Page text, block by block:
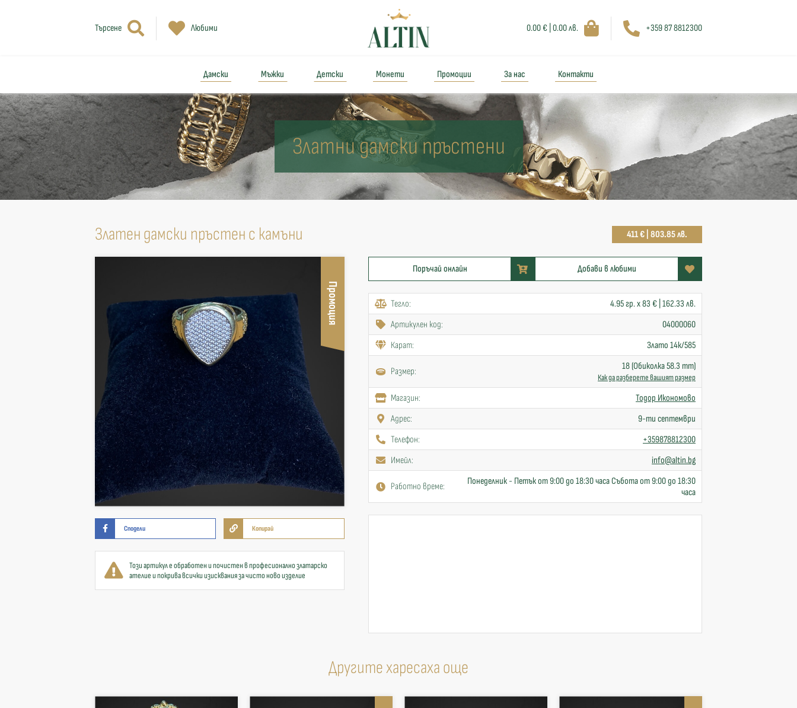
Търсене Любими 0.00 € | 0.00 лв. +359 87 8812300
Дамски Мъжки Детски Монети Промоции За нас Контакти
Златни дамски пръстени
Златен дамски пръстен с камъни 411 € | 803.85 лв.
Промоция
Сподели Копирай
Този артикул е обработен и почистен в професионално златарско
ателие и покрива всички изисквания за чисто ново изделие
Поръчай онлайн Добави в любими
Тегло:
4.95 гр. x 83 € | 162.33 лв.
Артикулен код:
04000060
Карат:
Злато 14к/585
Размер: 18 (Обиколка 58.3 mm)
Как да разберете вашият размер
Mагазин:
Тодор Икономово
Адрес:
9-ти септември
Телефон:
+359878812300
Имейл:
info@altin.bg
Работно време:
Понеделник - Петък от 9:00 до 18:30 часа Събота от 9:00 до 18:30
часа
Другите харесаха още